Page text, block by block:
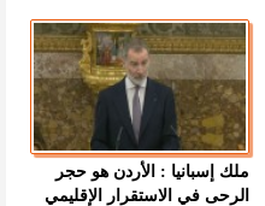
ملك إسبانيا : الأردن هو حجر
الرحى في الاستقرار الإقليمي